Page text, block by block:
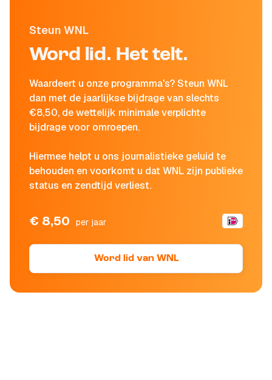
Steun WNL
Word lid. Het telt.
Waardeert u onze programma's? Steun WNL
dan met de jaarlijkse bijdrage van slechts
€8,50, de wettelijk minimale verplichte
bijdrage voor omroepen.
Hiermee helpt u ons journalistieke geluid te
behouden en voorkomt u dat WNL zijn publieke
status en zendtijd verliest.
€ 8,50 per jaar
Word lid van WNL